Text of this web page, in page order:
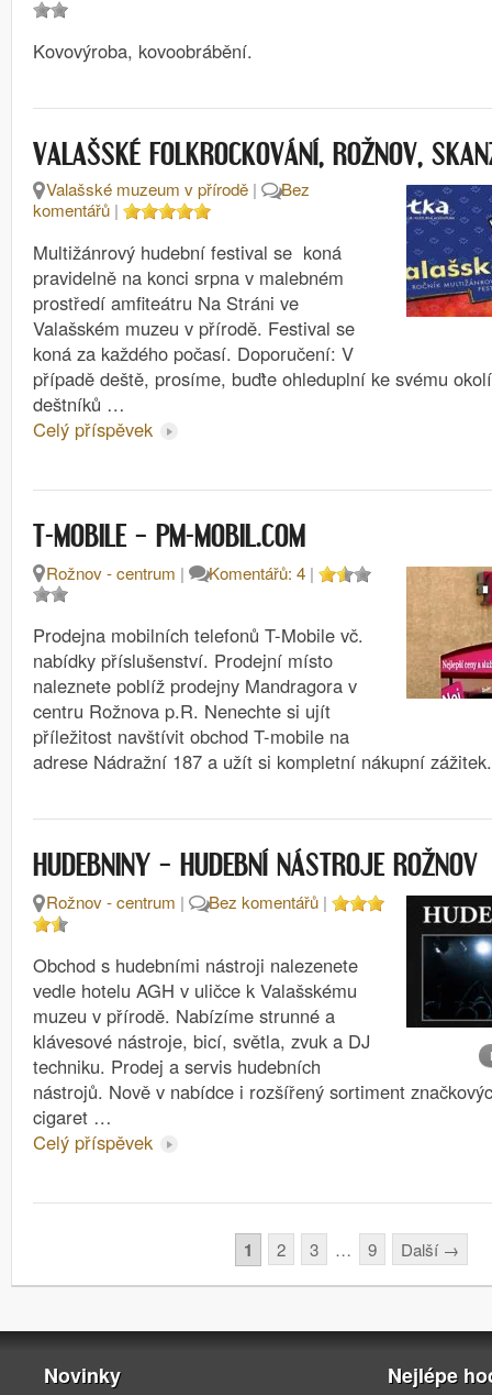
Kovovýroba, kovoobrábění.
VALAŠSKÉ FOLKROCKOVÁNÍ, ROŽNOV,
Valašské muzeum v přírodě |
Bez
komentářů |
Multižánrový hudební festival se koná
pravidelně na konci srpna v malebném
prostředí amfiteátru Na Stráni ve
Valašském muzeu v přírodě. Festival se
koná za každého počasí. Doporučení: V
případě deště, prosíme, buďte ohleduplní ke svému
deštníků …
Celý příspěvek
T-MOBILE – PM-MOBIL.COM
Rožnov - centrum | Komentářů: 4 |
Prodejna mobilních telefonů T-Mobile vč.
nabídky příslušenství. Prodejní místo
naleznete poblíž prodejny Mandragora v
centru Rožnova p.R. Nenechte si ujít
příležitost navštívit obchod T-mobile na
adrese Nádražní 187 a užít si kompletní nákupní zážitek.
HUDEBNINY – HUDEBNÍ NÁSTROJE ROŽNOV
Rožnov - centrum | Bez komentářů |
Obchod s hudebními nástroji nalezenete
vedle hotelu AGH v uličce k Valašskému
muzeu v přírodě. Nabízíme strunné a
klávesové nástroje, bicí, světla, zvuk a DJ
techniku. Prodej a servis hudebních
nástrojů. Nově v nabídce i rozšířený sortiment
cigaret …
Celý příspěvek
1 2 3 … 9 Další →
Novinky Nejlépe